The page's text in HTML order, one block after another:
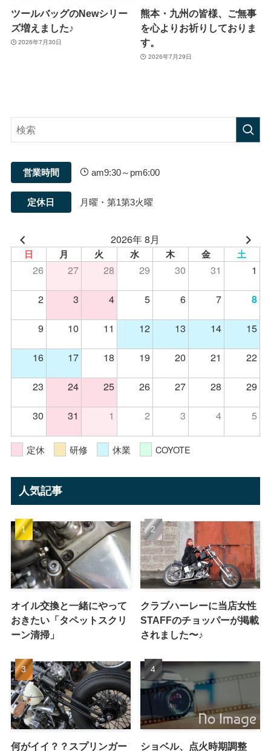
ツールバッグのNewシリー
ズ増えました♪
2026年7月30日
熊本・九州の皆様、ご無事
を心よりお祈りしておりま
す。
2026年7月29日
営業時間 am9:30～pm6:00
定休日 月曜・第1第3火曜
2026年 8月
日 月 火 水 木 金 土
26 27 28 29 30 31
1
2
3 4 5 6 7 8
9 10 11 12 13 14
15
16
17 18 19 20 21
22
23
24 25 26 27 28
29
30
31 1 2 3 4 5
定休 研修 休業 COYOTE
人気記事
オイル交換と一緒にやって
おきたい「タペットスクリ
ーン清掃」
クラブハーレーに当店女性
STAFFのチョッパーが掲載
されました〜♪
何がイイ？？スプリンガー
ショベル、点火時期調整